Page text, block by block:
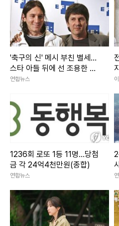
'축구의 신' 메시 부친 별세…
스타 아들 뒤에 선 조용한 조
력자
연합뉴스
1236회 로또 1등 11명…당첨
금 각 24억4천만원(종합)
연합뉴스